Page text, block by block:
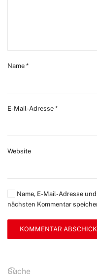
Name *
E-Mail-Adresse *
Website
Name, E-Mail-Adresse
nächsten Kommentar
KOMMENTAR